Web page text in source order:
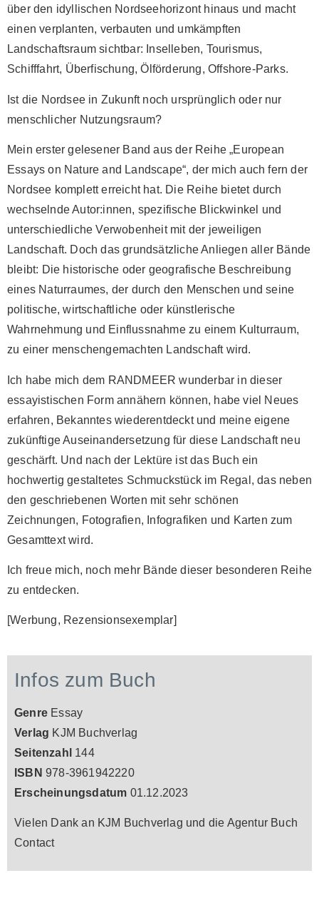
über den idyllischen Nordseehorizont hinaus und macht
einen verplanten, verbauten und umkämpften
Landschaftsraum sichtbar: Inselleben, Tourismus,
Schifffahrt, Überfischung, Ölförderung, Offshore-Parks.
Ist die Nordsee in Zukunft noch ursprünglich oder nur
menschlicher Nutzungsraum?
Mein erster gelesener Band aus der Reihe „European
Essays on Nature and Landscape“, der mich auch fern der
Nordsee komplett erreicht hat. Die Reihe bietet durch
wechselnde Autor:innen, spezifische Blickwinkel und
unterschiedliche Verwobenheit mit der jeweiligen
Landschaft. Doch das grundsätzliche Anliegen aller Bände
bleibt: Die historische oder geografische Beschreibung
eines Naturraumes, der durch den Menschen und seine
politische, wirtschaftliche oder künstlerische
Wahrnehmung und Einflussnahme zu einem Kulturraum,
zu einer menschengemachten Landschaft wird.
Ich habe mich dem RANDMEER wunderbar in dieser
essayistischen Form annähern können, habe viel Neues
erfahren, Bekanntes wiederentdeckt und meine eigene
zukünftige Auseinandersetzung für diese Landschaft neu
geschärft. Und nach der Lektüre ist das Buch ein
hochwertig gestaltetes Schmuckstück im Regal, das neben
den geschriebenen Worten mit sehr schönen
Zeichnungen, Fotografien, Infografiken und Karten zum
Gesamttext wird.
Ich freue mich, noch mehr Bände dieser besonderen Reihe
zu entdecken.
[Werbung, Rezensionsexemplar]
Infos zum Buch
Genre Essay
Verlag KJM Buchverlag
Seitenzahl 144
ISBN 978-3961942220
Erscheinungsdatum 01.12.2023
Vielen Dank an KJM Buchverlag und die Agentur Buch
Contact